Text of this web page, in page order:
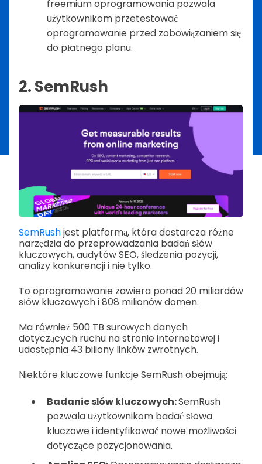
freemium oprogramowania pozwala
użytkownikom przetestować
oprogramowanie przed zobowiązaniem się
do płatnego planu.
2. SemRush
SemRushjest platformą, która dostarcza różne
narzędzia do przeprowadzania badań słów
kluczowych, audytów SEO, śledzenia pozycji,
analizy konkurencji i nie tylko.
To oprogramowanie zawiera ponad 20 miliardów
słów kluczowych i 808 milionów domen.
Ma również 500 TB surowych danych
dotyczących ruchu na stronie internetowej i
udostępnia 43 biliony linków zwrotnych.
Niektóre kluczowe funkcje SemRush obejmują:
Badanie słów kluczowych:SemRush
pozwala użytkownikom badać słowa
kluczowe i identyfikować nowe możliwości
dotyczące pozycjonowania.